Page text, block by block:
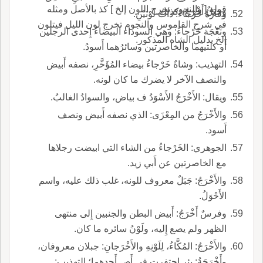
قوله [ والنجوم تخرج اللون إلخ ] كذ بالأصل ومثله
في شرح القاموس والنجوم تخرج لون الليل فيتلون
إلخ بدليل الشاه المذكور.
وجَبَلٌ أَخْرَجُ، كذلك.
وقارَةٌ خَرْجَاءُ: ذاتُ لَوْنَيْنِ.
ونَعْجَة خَرْجاءٌ: وهي السوداء البيضاءُ إِحدى الرجلين
أَو كلتيهما والخاصرتين وسائرُهما أَسودُ.
التهذيب: وشاةٌ خَرْجاءُ بيضاء المُؤَخَّرِ، نصفه أَبيض
والنصف الآخر لا يضرك ما كان لونه.
ويقال: الأَخْرَجُ الأَسْوَدُ ف بياض، والسوادُ الغالبُ.
والأَخْرَجُ من المِعْزَى: الذي نصفه أَبيض ونصف
أَسود.
الجوهري: الخَرْجاءُ من الشاء التي ابيضت رجلاها
مع الخاصرتين عن أَبي زيد.
والأَخْرَجُ: جَبَلٌ معروف للونه، غلب ذلك عليه، واسم
الأَحْوَلُ.
وفرسٌ أَخْرَجُ: أَبيض البطن والجنبين إِلى منتهى
الظهر ولم يصع إِليه، ولَوْنُ سائره ما كان.
والأَخْرَجُ: المُكَّاءُ، لِلَوْنِهِ والأَخْرَجانِ: جبلان معروفان،